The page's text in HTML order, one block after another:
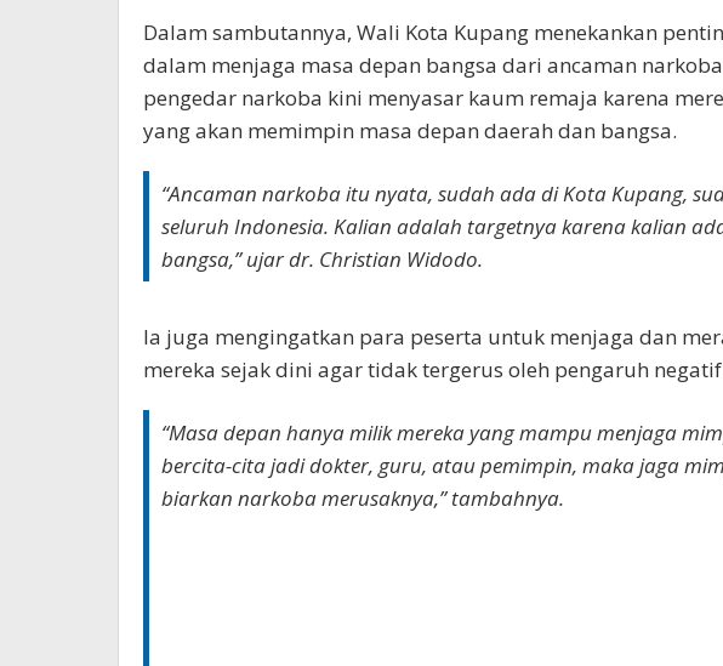
Dalam sambutannya, Wali Kota Kupang menekankan
dalam menjaga masa depan bangsa dari ancaman
pengedar narkoba kini menyasar kaum remaja karena
yang akan memimpin masa depan daerah dan bangsa.
“Ancaman narkoba itu nyata, sudah ada di Kota Kupang,
seluruh Indonesia. Kalian adalah targetnya karena kalian
bangsa,” ujar dr. Christian Widodo.
Ia juga mengingatkan para peserta untuk menjaga dan
mereka sejak dini agar tidak tergerus oleh pengaruh
“Masa depan hanya milik mereka yang mampu menjaga
bercita-cita jadi dokter, guru, atau pemimpin, maka jaga
biarkan narkoba merusaknya,” tambahnya.